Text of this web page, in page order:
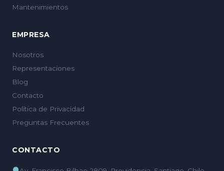
Mantenimientos
EMPRESA
Nosotros
Representaciones
Blog
Contacto
Política de Privacidad
Preguntas Frecuentes
CONTACTO